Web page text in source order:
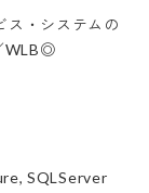
ス・システムの
WLB◎
SQLServer